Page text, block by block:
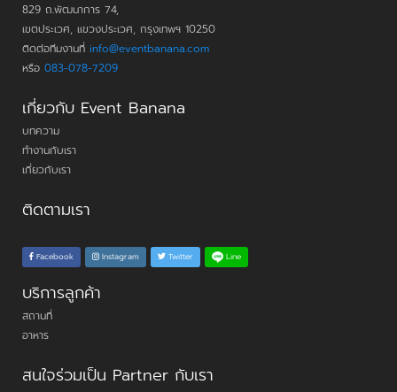
829 ถ.พัฒนาการ 74,
เขตประเวศ, แขวงประเวศ, กรุงเทพฯ 10250
ติดต่อทีมงานที่ info@eventbanana.com
หรือ 083-078-7209
เกี่ยวกับ Event Banana
บทความ
ทำงานกับเรา
เกี่ยวกับเรา
ติดตามเรา
Facebook Instagram Twitter Line
บริการลูกค้า
สถานที่
อาหาร
สนใจร่วมเป็น Partner กับเรา